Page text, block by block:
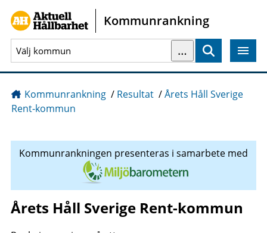
Gå direkt till sidans innehåll
Kommunrankning
…
Kommunrankning / Resultat /Årets Håll Sverige
Rent-kommun
Kommunrankningen presenteras i samarbete med
Årets Håll Sverige Rent-kommun